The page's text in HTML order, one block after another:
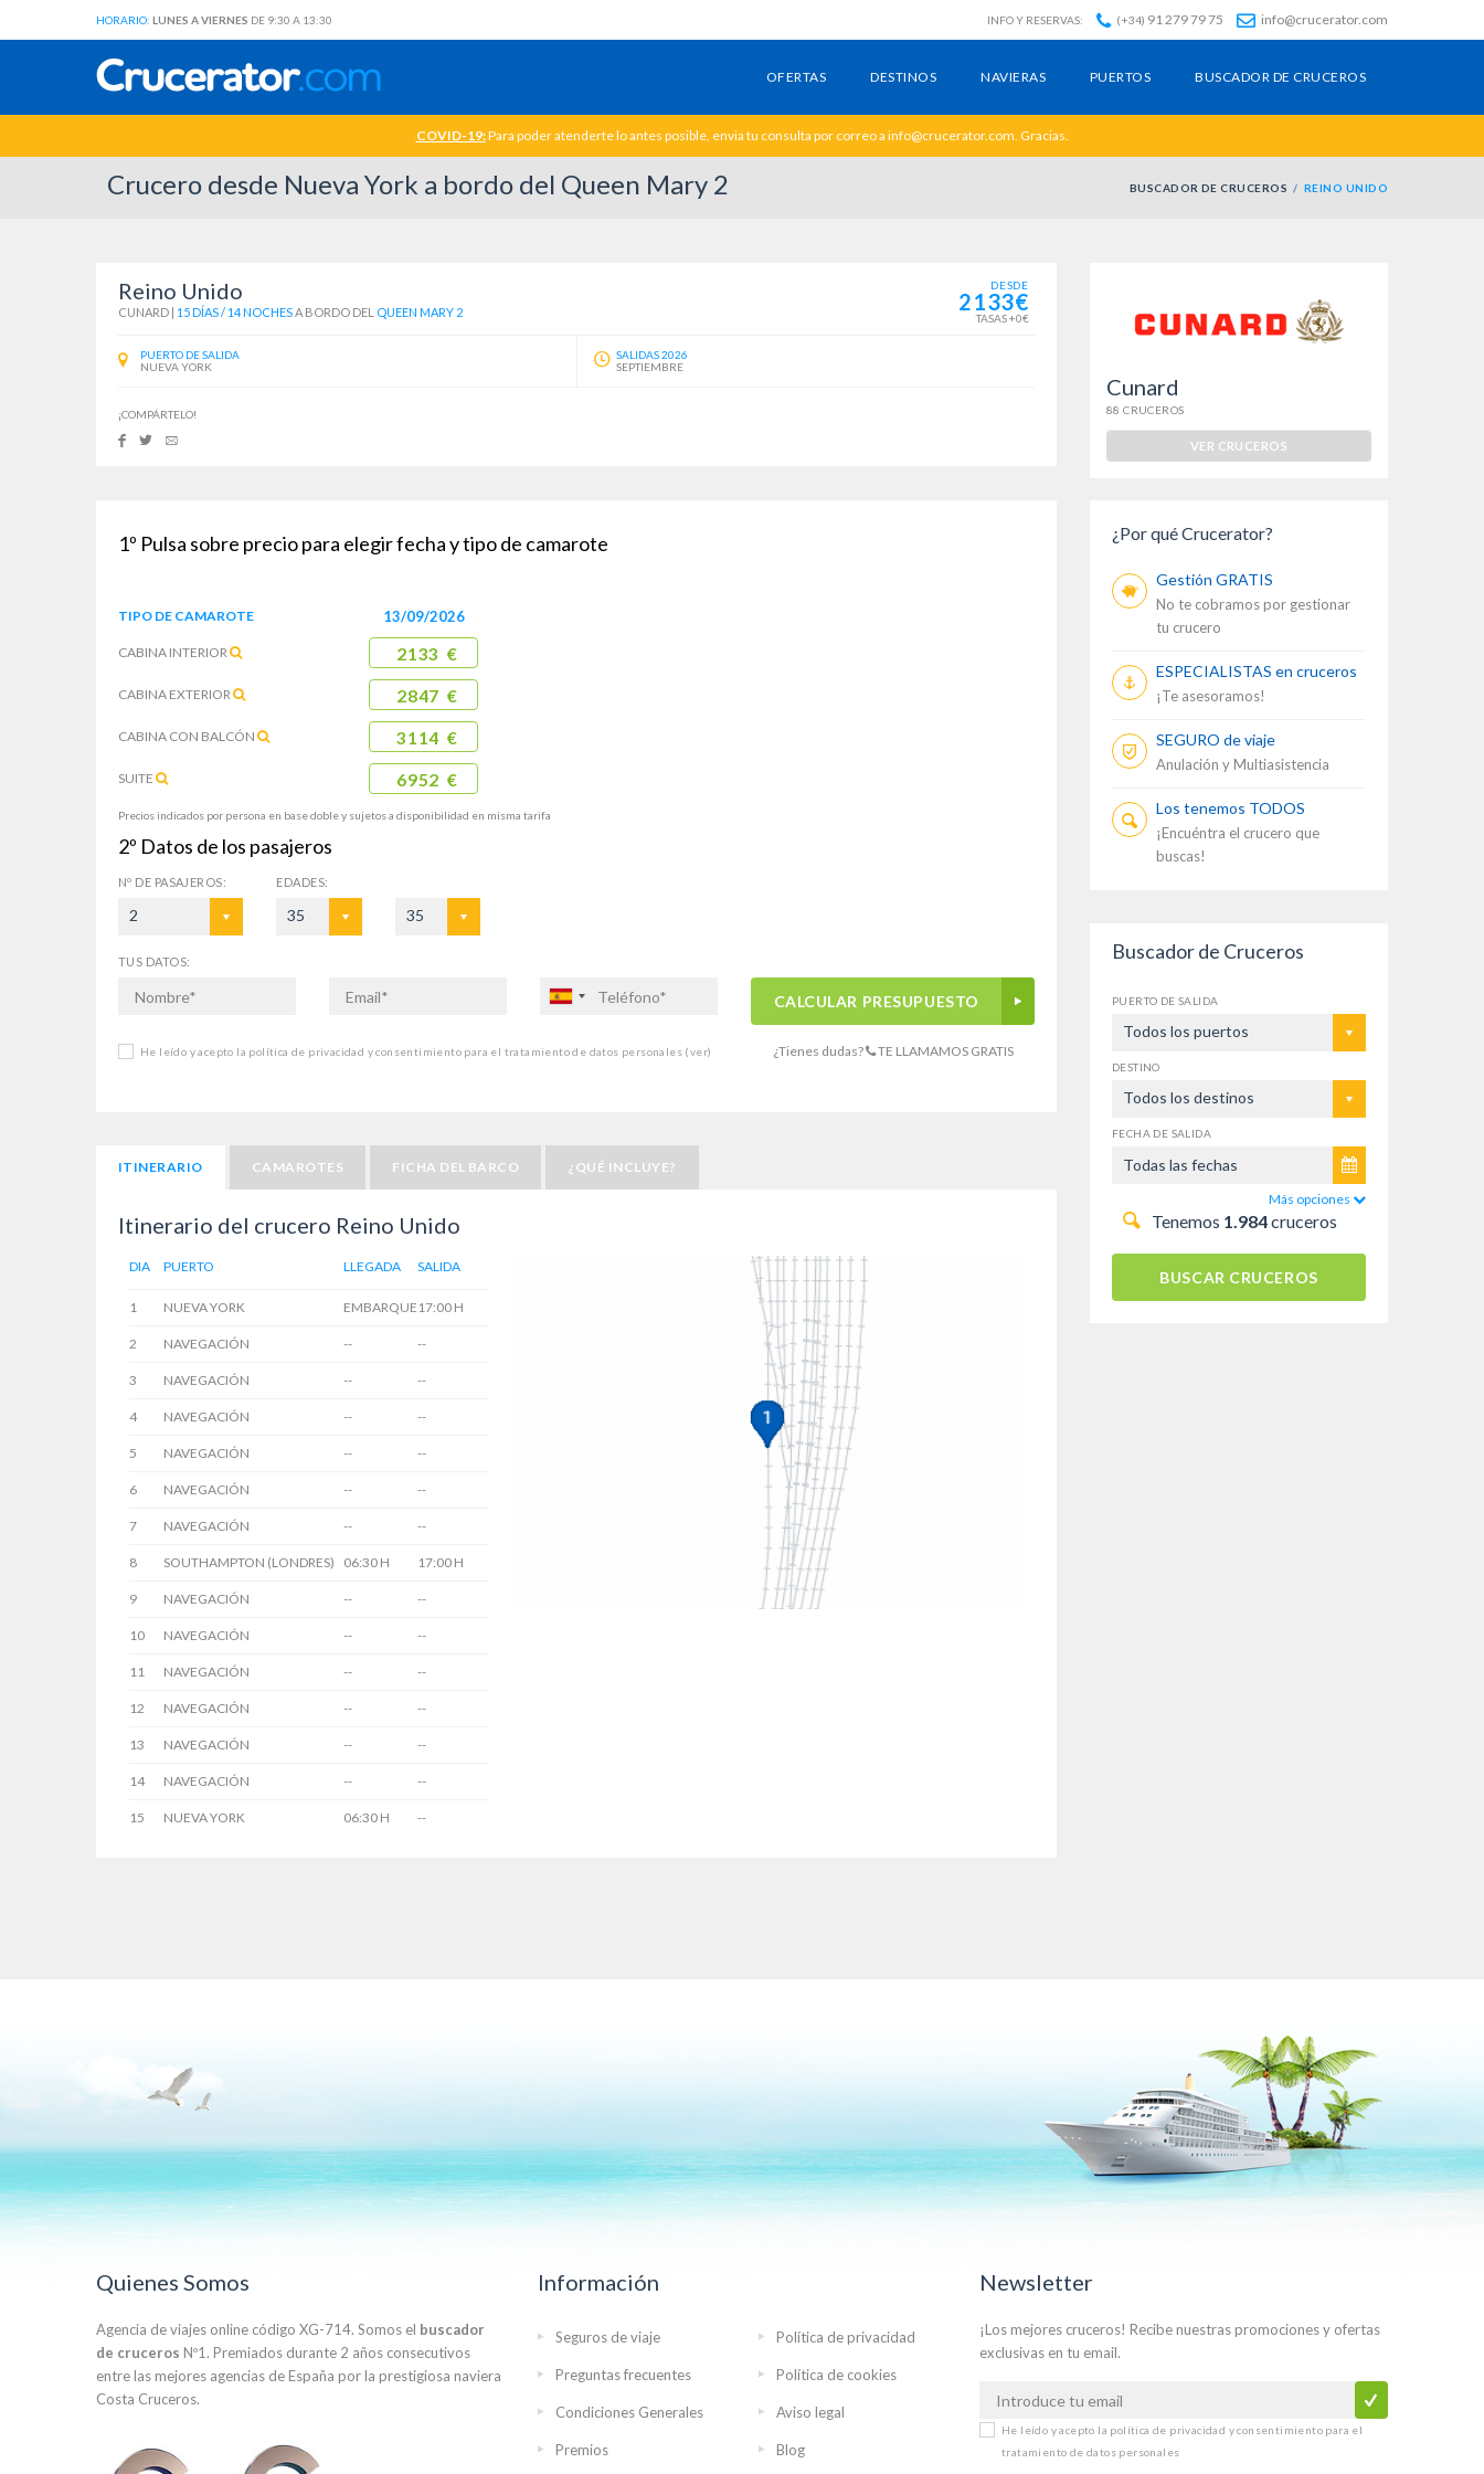
HORARIO: LUNES A VIERNES DE 9:30 A 13:30 INFO Y RESERVAS: (+34) 91 279 79 75 info@crucerator.com
OFERTAS DESTINOS NAVIERAS PUERTOS BUSCADOR DE CRUCEROS
COVID-19:Para poder atenderte lo antes posible, envia tu consulta por correo a info@crucerator.com. Gracias.
Crucero desde Nueva York a bordo del Queen Mary 2 BUSCADOR DE CRUCEROS REINO UNIDO
Reino Unido
CUNARD | 15 DÍAS / 14 NOCHESA BORDO DEL QUEEN MARY 2
DESDE
2133€
TASAS +0€
PUERTO DE SALIDA
NUEVA YORK
SALIDAS 2026
SEPTIEMBRE
¡COMPÁRTELO!
1º Pulsa sobre precio para elegir fecha y tipo de camarote
TIPO DE CAMAROTE
CABINA INTERIOR
CABINA EXTERIOR
CABINA CON BALCÓN
SUITE
13/09/2026
2133 €
2847 €
3114 €
6952 €
Precios indicados por persona en base doble y sujetos a disponibilidad en misma tarifa
2º Datos de los pasajeros
Nº DE PASAJEROS:
2
EDADES:
35 35
TUS DATOS:
He leído y acepto la política de privacidad y consentimiento para el tratamiento de datos personales (ver)
CALCULAR PRESUPUESTO
¿Tienes dudas? TE LLAMAMOS GRATIS
ITINERARIO CAMAROTES FICHA DEL BARCO ¿QUÉ INCLUYE?
Itinerario del crucero Reino Unido
DIA PUERTO LLEGADA SALIDA
1 NUEVA YORK EMBARQUE 17:00 H
2 NAVEGACIÓN -- --
3 NAVEGACIÓN -- --
4 NAVEGACIÓN -- --
5 NAVEGACIÓN -- --
6 NAVEGACIÓN -- --
7 NAVEGACIÓN -- --
8 SOUTHAMPTON (LONDRES) 06:30 H 17:00 H
9 NAVEGACIÓN -- --
10 NAVEGACIÓN -- --
11 NAVEGACIÓN -- --
12 NAVEGACIÓN -- --
13 NAVEGACIÓN -- --
14 NAVEGACIÓN -- --
15 NUEVA YORK 06:30 H --
Cunard
88 CRUCEROS
VER CRUCEROS
¿Por qué Crucerator?
Gestión GRATIS
No te cobramos por gestionar
tu crucero
ESPECIALISTAS en cruceros
¡Te asesoramos!
SEGURO de viaje
Anulación y Multiasistencia
Los tenemos TODOS
¡Encuéntra el crucero que
buscas!
Buscador de Cruceros
PUERTO DE SALIDA
Todos los puertos
DESTINO
Todos los destinos
FECHA DE SALIDA
Más opciones
Tenemos 1.984cruceros
BUSCAR CRUCEROS
Quienes Somos
Agencia de viajes online código XG-714. Somos el buscador
de cruceros Nº1. Premiados durante 2 años consecutivos
entre las mejores agencias de España por la prestigiosa naviera
Costa Cruceros.
Información
Seguros de viaje Política de privacidad
Preguntas frecuentes Política de cookies
Condiciones Generales Aviso legal
Premios Blog
Newsletter
¡Los mejores cruceros! Recibe nuestras promociones y ofertas
exclusivas en tu email.
He leído y acepto la política de privacidad y consentimiento para el
tratamiento de datos personales